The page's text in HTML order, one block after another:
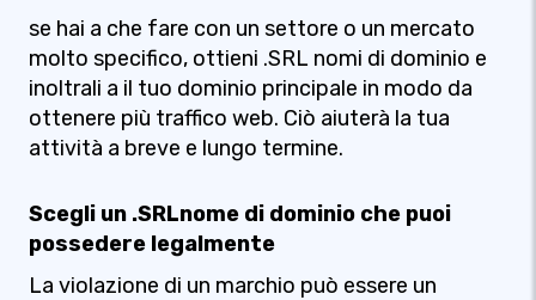
se hai a che fare con un settore o un mercato
molto specifico, ottieni .SRL nomi di dominio e
inoltrali a il tuo dominio principale in modo da
ottenere più traffico web. Ciò aiuterà la tua
attività a breve e lungo termine.
Scegli un .SRLnome di dominio che puoi
possedere legalmente
La violazione di un marchio può essere un